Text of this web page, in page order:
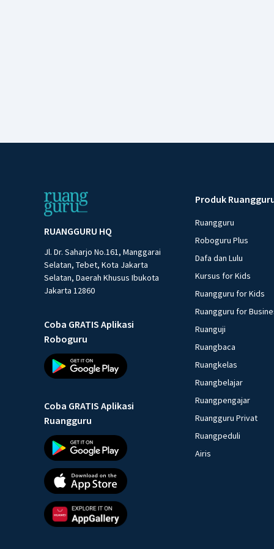
RUANGGURU HQ
Jl. Dr. Saharjo No.161, Manggarai
Selatan, Tebet, Kota Jakarta
Selatan, Daerah Khusus Ibukota
Jakarta 12860
Coba GRATIS Aplikasi
Roboguru
Coba GRATIS Aplikasi
Ruangguru
Produk
Ruangguru
Roboguru Plus
Dafa dan Lulu
Kursus for Kids
Ruangguru for Kids
Ruangguru for
Ruanguji
Ruangbaca
Ruangkelas
Ruangbelajar
Ruangpengajar
Ruangguru Privat
Ruangpeduli
Airis